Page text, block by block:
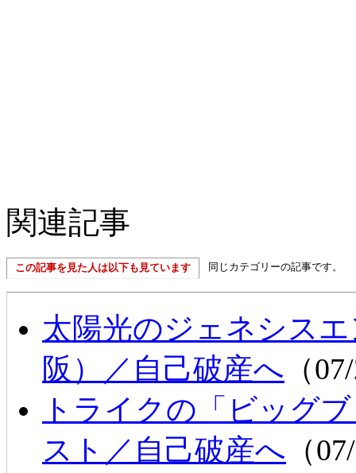
関連記事
この記事を見た人は以下も見ています 同じカテゴリーの記事です。
太陽光のジェネシス
阪）／自己破産へ （
トライクの「ビッグ
スト／自己破産へ （